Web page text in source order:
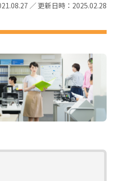
／ 更新日時：2025.02.28